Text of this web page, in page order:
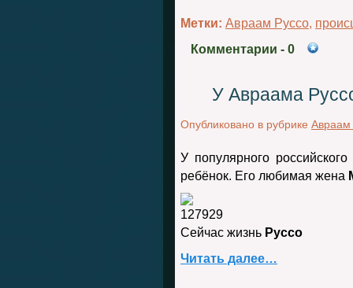
Метки: Авраам Руссо,
Комментарии - 0
У Авраама
Опубликовано в рубрике Авраам
У популярного
ребёнок. Его любимая жена
Сейчас жизнь Руссо
Читать далее…